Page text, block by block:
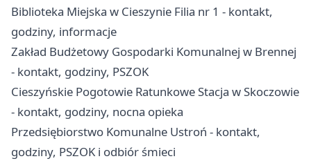
Biblioteka Miejska w Cieszynie Filia nr 1 - kontakt,
godziny, informacje
Zakład Budżetowy Gospodarki Komunalnej w Brennej
- kontakt, godziny, PSZOK
Cieszyńskie Pogotowie Ratunkowe Stacja w Skoczowie
- kontakt, godziny, nocna opieka
Przedsiębiorstwo Komunalne Ustroń - kontakt,
godziny, PSZOK i odbiór śmieci